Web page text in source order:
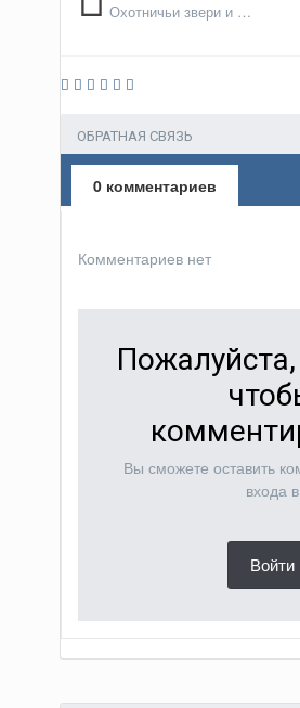
Охотничьи звери и птицы
ОБРАТНАЯ СВЯЗЬ
0 комментариев
Комментариев нет
Вы сможете оставить
входа в
Войти